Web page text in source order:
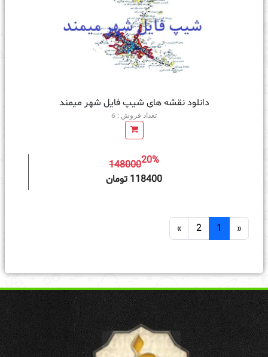
دانلود نقشه های شیپ فایل شهر میمند
تعداد فروش : 6
14800020%
118400 تومان
«
1
2
»